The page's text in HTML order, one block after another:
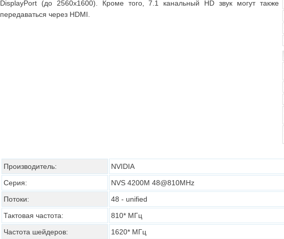
DisplayPort (до 2560x1600). Кроме того, 7.1 канальный HD звук могут также
передаваться через HDMI.
Производитель:
NVIDIA
Серия:
NVS 4200M 48@810MHz
Потоки:
48 - unified
Тактовая частота:
810* МГц
Частота шейдеров:
1620* МГц